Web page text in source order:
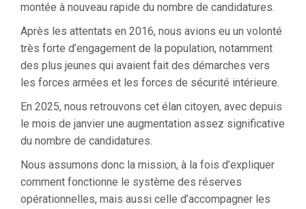
montée à nouveau rapide du nombre de candidatures.
Après les attentats en 2016, nous avions eu un volonté
très forte d’engagement de la population, notamment
des plus jeunes qui avaient fait des démarches vers
les forces armées et les forces de sécurité intérieure.
En 2025, nous retrouvons cet élan citoyen, avec depuis
le mois de janvier une augmentation assez significative
du nombre de candidatures.
Nous assumons donc la mission, à la fois d’expliquer
comment fonctionne le système des réserves
opérationnelles, mais aussi celle d’accompagner les